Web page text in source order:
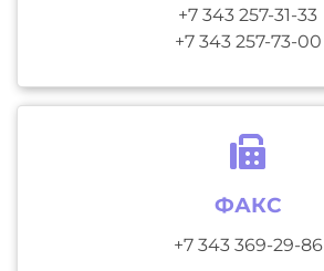
+7 343 257-31-33
+7 343 257-73-00
ФАКС
+7 343 369-29-86